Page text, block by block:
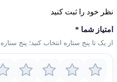
نظر خود را ثبت کنید
امتیاز شما *
از یک تا پنج ستاره انتخاب کنید؛ پنج